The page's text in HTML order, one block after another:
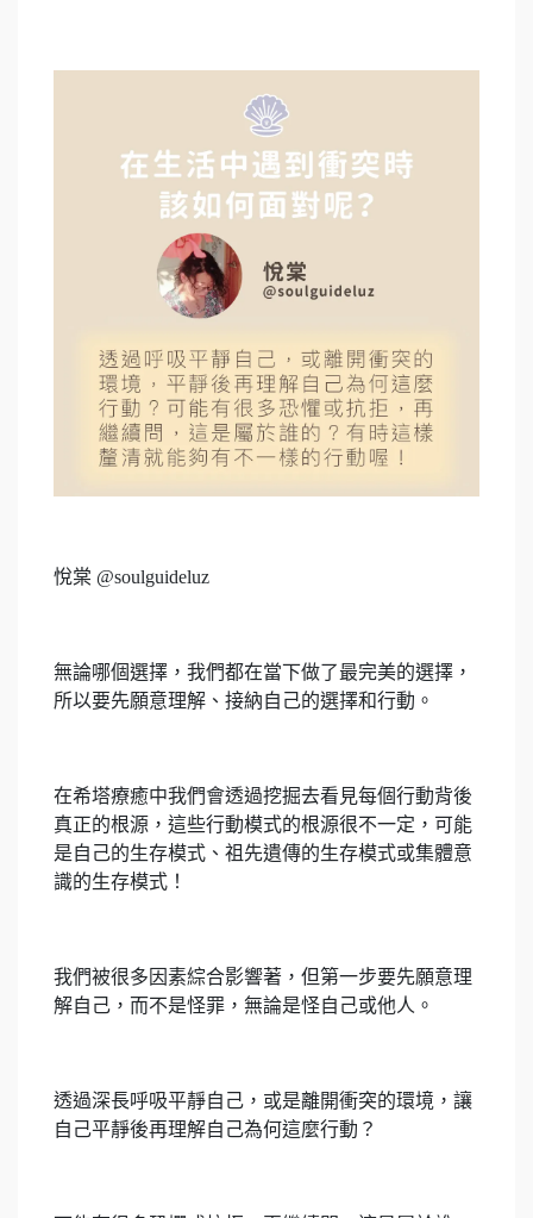
悅棠 @soulguideluz
無論哪個選擇，我們都在當下做了最完美的選擇，
所以要先願意理解、接納自己的選擇和行動。
在希塔療癒中我們會透過挖掘去看見每個行動背後
真正的根源，這些行動模式的根源很不一定，可能
是自己的生存模式、祖先遺傳的生存模式或集體意
識的生存模式！
我們被很多因素綜合影響著，但第一步要先願意理
解自己，而不是怪罪，無論是怪自己或他人。
透過深長呼吸平靜自己，或是離開衝突的環境，讓
自己平靜後再理解自己為何這麼行動？